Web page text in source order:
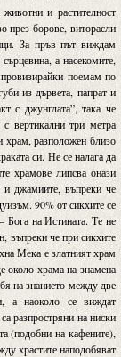
и растителност
през борове, виторасли
За пръв път виждам
а насекомите,
поемам по
из дървета, папрат и
с джунглата”, така че
вертикални три метра
храм, разположен близо
си. Не се налага да
храмове липсва онази
и джамиите, въпреки че
90% от сикхите се
Бога на Истината. Те не
въпреки че при сикхите
Мека е златният храм
около храма на знамена
на знанието между две
а наоколо се виждат
разпростряни на ниски
(подобни на кафените),
храстите наподобяват